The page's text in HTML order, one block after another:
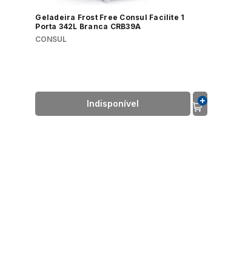
Geladeira Frost Free Consul Facilite 1
Porta 342L Branca CRB39A
CONSUL
Indisponível